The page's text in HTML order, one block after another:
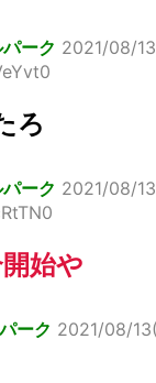
ーク 2021/08/
ろ
ーク 2021/08/
始や
ーク 2021/08/